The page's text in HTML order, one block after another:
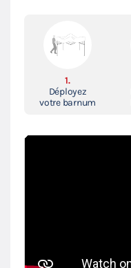
1.
Déployez
votre barnum